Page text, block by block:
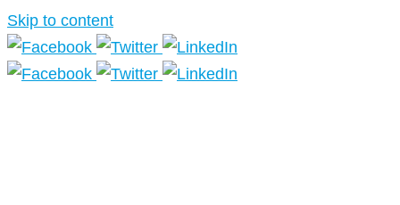
Skip to content
Más información.